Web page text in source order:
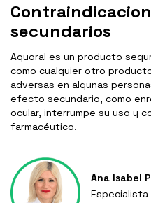
secundarios
Aquoral es un producto
como cualquier otro
adversas en algunas
efecto secundario, como
ocular, interrumpe su uso y
farmacéutico.
Ana Isabel
Especialista